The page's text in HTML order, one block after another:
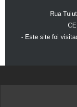
Rua
- Este site foi